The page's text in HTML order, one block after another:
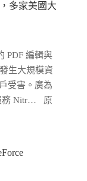
多家美國大
PDF 編輯與
生大規模資
受害。廣為
務 Nitr… 原